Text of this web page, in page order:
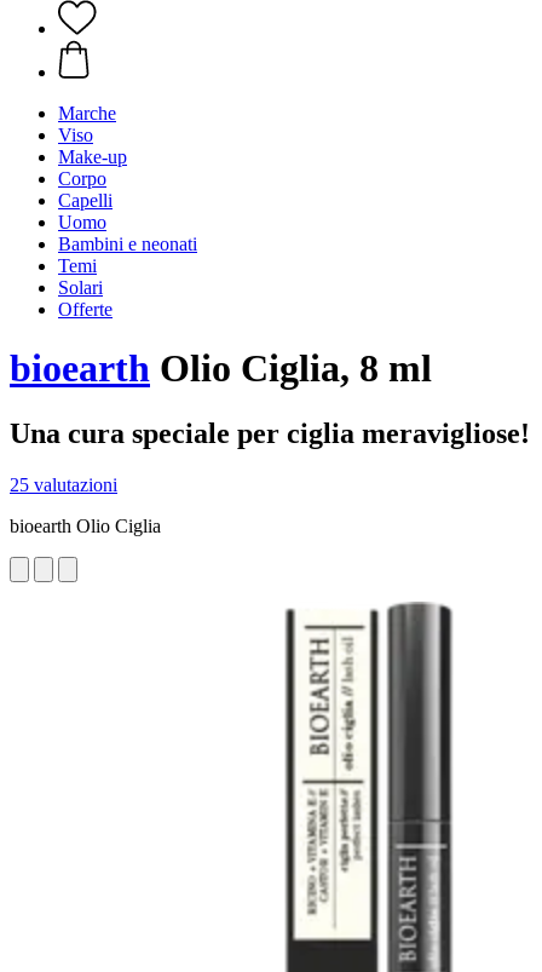
Marche
Viso
Make-up
Corpo
Capelli
Uomo
Bambini e neonati
Temi
Solari
Offerte
bioearth Olio Ciglia, 8 ml
Una cura speciale per ciglia meravigliose!
25 valutazioni
bioearth Olio Ciglia